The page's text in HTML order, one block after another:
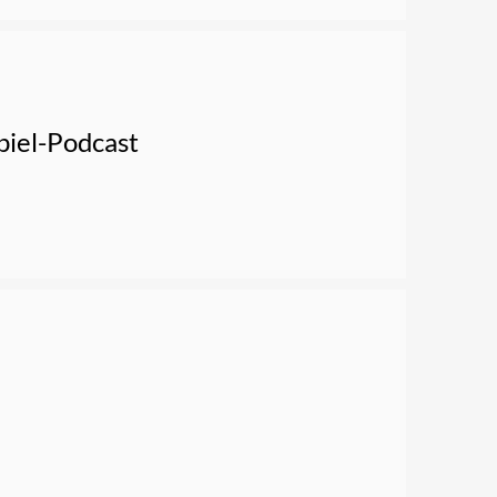
Podcast